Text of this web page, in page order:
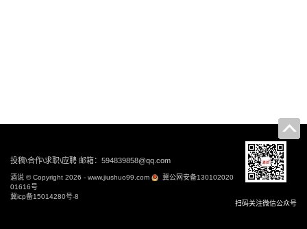
投稿\合作\求职\应聘 邮箱：594839858@qq.com
酒说 © Copyright 2026 - www.jiushuo99.com
冀公网安备130102020
01616号
冀icp备15014280号-8
扫码关注微信公众号